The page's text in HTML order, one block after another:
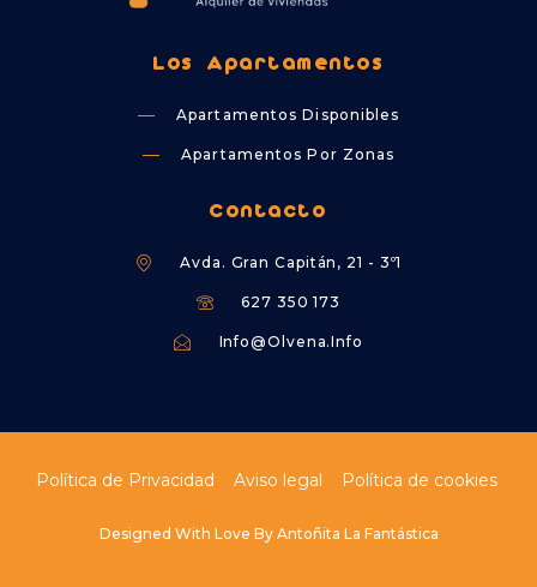
Los Apartamentos
Apartamentos Disponibles
Apartamentos Por Zonas
Contacto
Avda. Gran Capitán, 21 - 3º1
627 350 173
Info@olvena.info
Política de Privacidad Aviso legal Política de cookies
Designed With Love By Antoñita La Fantástica